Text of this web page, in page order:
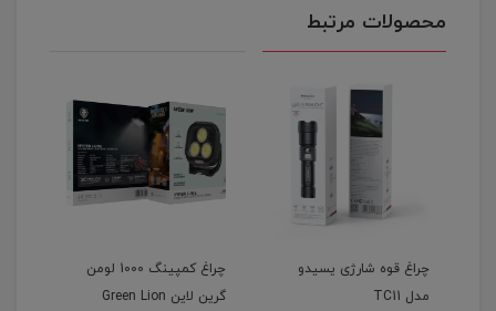
محصولات مرتبط
چراغ قوه شارژی یسیدو
مدل TC11
چراغ کمپینگ 1000 لومن
گرین لاین Green Lion